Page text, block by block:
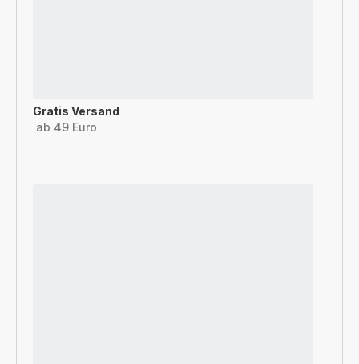
Gratis Versand
ab 49 Euro